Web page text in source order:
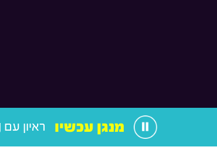
מנגן עכשיו ראיון עם Lý Đức Trung